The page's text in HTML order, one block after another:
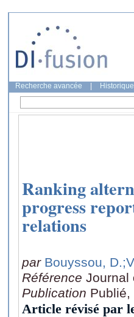
Recherche avancée
Ranking
progress
relations
par Bouyssou, D.
Référence Journal
Publication Publié,
Article révisé par